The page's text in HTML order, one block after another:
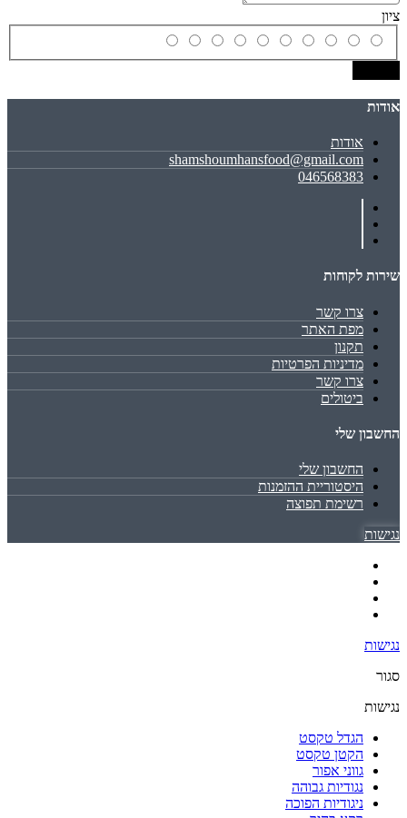
ציון
אודות
אודות
shamshoumhansfood@gmail.com
046568383
שירות לקוחות
צרו קשר
מפת האתר
תקנון
מדיניות הפרטיות
צרו קשר
ביטולים
החשבון שלי
החשבון שלי
היסטוריית ההזמנות
רשימת תפוצה
נגישות
נגישות
סגור
נגישות
הגדל טקסט
הקטן טקסט
גווני אפור
נגודיות גבוהה
ניגודיות הפוכה